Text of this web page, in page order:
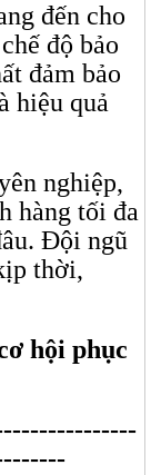
đến cho
độ bảo
đảm bảo
hiệu quả
nghiệp,
hàng tối đa
Đội ngũ
thời,
hội phục